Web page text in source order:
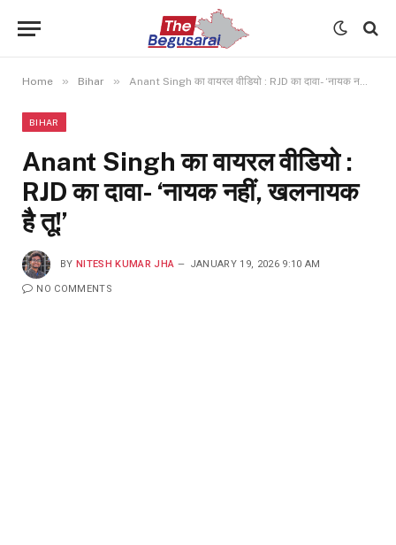
Home » Bihar » Anant Singh का वायरल वीडियो : RJD का दावा- ‘नायक नहीं, खलनायक है तू!’
BIHAR
Anant Singh का वायरल वीडियो :
RJD का दावा- ‘नायक नहीं, खलनायक
है तू!’
BY NITESH KUMAR JHA JANUARY 19, 2026 9:10 AM
NO COMMENTS